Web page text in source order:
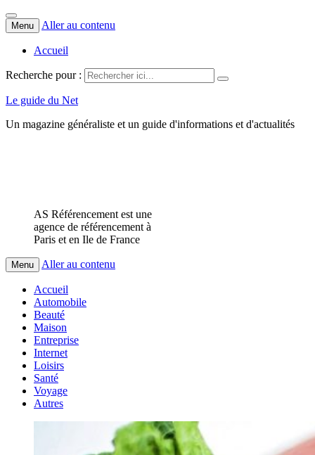
Menu Aller au contenu
Accueil
Recherche pour :
Le guide du Net
Un magazine généraliste et un guide d'informations et d'actualités
AS Référencement est une
agence de référencement à
Paris et en Ile de France
Menu Aller au contenu
Accueil
Automobile
Beauté
Maison
Entreprise
Internet
Loisirs
Santé
Voyage
Autres